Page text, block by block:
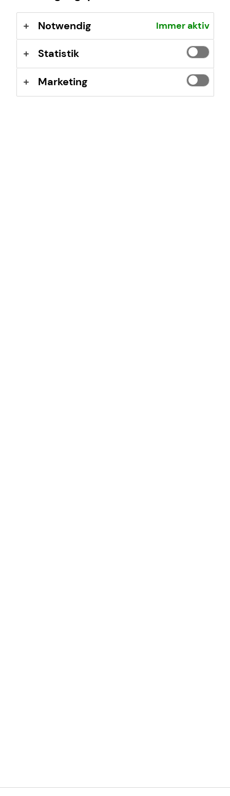
unsere Mission.
Notwendig Immer aktiv
Statistik
Marketing